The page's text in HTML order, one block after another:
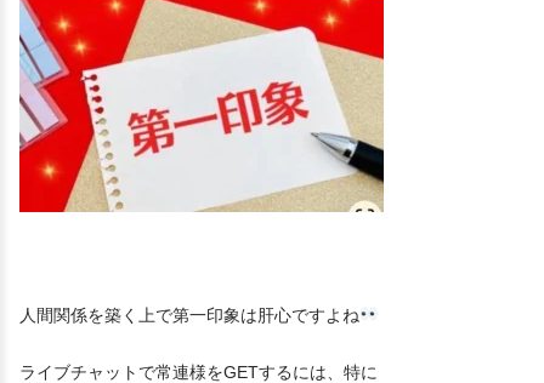
人間関係を築く上で第一印象は肝心ですよね
ライブチャットで常連様をGETするには、特に